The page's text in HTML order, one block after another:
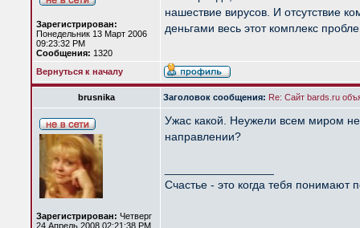
Зарегистрирован:
Понедельник 13 Март 2006
09:23:32 PM
Сообщения: 1320
нашествие вирусов. И отсутствие
деньгами весь этот комплекс
Вернуться к началу
brusnika Заголовок сообщения: Re: Сайт bards.ru
Зарегистрирован: Четверг
24 Апрель 2008 02:21:38 PM
Ужас какой. Неужели всем миром
направлении?
Счастье - это когда тебя понимают